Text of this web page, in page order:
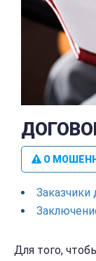
О
Заказчики
Для того,